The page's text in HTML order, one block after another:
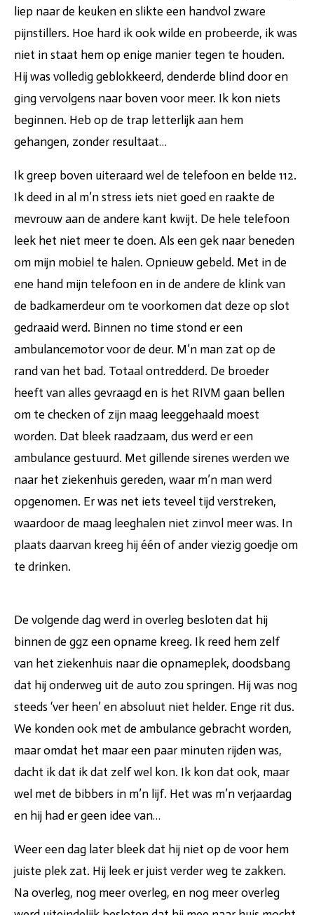
liep naar de keuken en slikte een handvol zware
pijnstillers. Hoe hard ik ook wilde en probeerde, ik was
niet in staat hem op enige manier tegen te houden.
Hij was volledig geblokkeerd, denderde blind door en
ging vervolgens naar boven voor meer. Ik kon niets
beginnen. Heb op de trap letterlijk aan hem
gehangen, zonder resultaat…
Ik greep boven uiteraard wel de telefoon en belde 112.
Ik deed in al m’n stress iets niet goed en raakte de
mevrouw aan de andere kant kwijt. De hele telefoon
leek het niet meer te doen. Als een gek naar beneden
om mijn mobiel te halen. Opnieuw gebeld. Met in de
ene hand mijn telefoon en in de andere de klink van
de badkamerdeur om te voorkomen dat deze op slot
gedraaid werd. Binnen no time stond er een
ambulancemotor voor de deur. M’n man zat op de
rand van het bad. Totaal ontredderd. De broeder
heeft van alles gevraagd en is het RIVM gaan bellen
om te checken of zijn maag leeggehaald moest
worden. Dat bleek raadzaam, dus werd er een
ambulance gestuurd. Met gillende sirenes werden we
naar het ziekenhuis gereden, waar m’n man werd
opgenomen. Er was net iets teveel tijd verstreken,
waardoor de maag leeghalen niet zinvol meer was. In
plaats daarvan kreeg hij één of ander viezig goedje om
te drinken.
De volgende dag werd in overleg besloten dat hij
binnen de ggz een opname kreeg. Ik reed hem zelf
van het ziekenhuis naar die opnameplek, doodsbang
dat hij onderweg uit de auto zou springen. Hij was nog
steeds ‘ver heen’ en absoluut niet helder. Enge rit dus.
We konden ook met de ambulance gebracht worden,
maar omdat het maar een paar minuten rijden was,
dacht ik dat ik dat zelf wel kon. Ik kon dat ook, maar
wel met de bibbers in m’n lijf. Het was m’n verjaardag
en hij had er geen idee van…
Weer een dag later bleek dat hij niet op de voor hem
juiste plek zat. Hij leek er juist verder weg te zakken.
Na overleg, nog meer overleg, en nog meer overleg